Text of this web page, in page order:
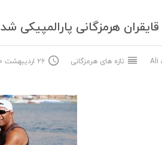
هرمزگانی پارالمپیکی شد
تازه های هرمزگانی ۲۶ اردیبهشت ۱۴۰۰